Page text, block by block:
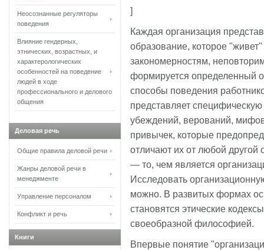
]
Каждая организация
образование, которое
закономерностям,
формируется определенный
способы поведения
представляет
убеждений, верований,
привычек, которые
отличают их от любой другой
— то, чем является
Исследовать
можно. В развитых формах
становятся этические
своеобразной философией.
Впервые понятие
Неосознанные регуляторы
поведения
Влияние гендерных,
этнических, возрастных, и
характерологических
особенностей на поведение
людей в ходе
профессионального и делового
общения
Деловая речь
Общие правила деловой речи
Жанры деловой речи в
менеджменте
Управление персоналом
Конфликт и речь
Книги